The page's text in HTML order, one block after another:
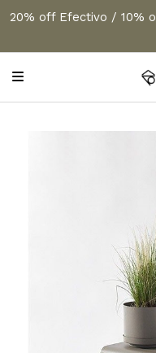
20% off Efectivo / 10%